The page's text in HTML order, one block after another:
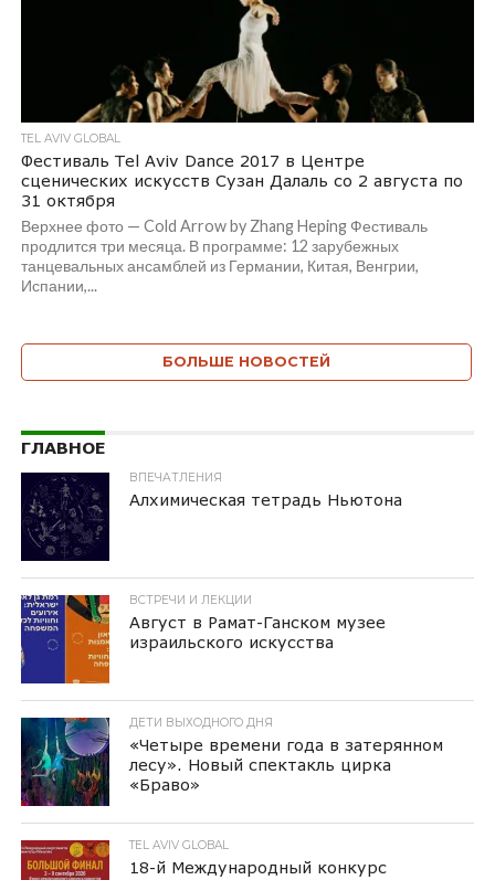
TEL AVIV GLOBAL
Фестиваль Tel Aviv Dance 2017 в Центре
сценических искусств Сузан Далаль со 2 августа по
31 октября
Верхнее фото — Cold Arrow by Zhang Heping Фестиваль
продлится три месяца. В программе: 12 зарубежных
танцевальных ансамблей из Германии, Китая, Венгрии,
Испании,...
БОЛЬШЕ НОВОСТЕЙ
ГЛАВНОЕ
ВПЕЧАТЛЕНИЯ
Алхимическая тетрадь Ньютона
ВСТРЕЧИ И ЛЕКЦИИ
Август в Рамат-Ганском музее
израильского искусства
ДЕТИ ВЫХОДНОГО ДНЯ
«Четыре времени года в затерянном
лесу». Новый спектакль цирка
«Браво»
TEL AVIV GLOBAL
18-й Международный конкурс